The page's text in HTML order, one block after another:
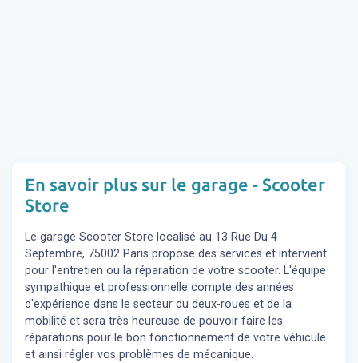
En savoir plus sur le garage - Scooter
Store
Le garage Scooter Store localisé au 13 Rue Du 4
Septembre, 75002 Paris propose des services et intervient
pour l'entretien ou la réparation de votre scooter. L'équipe
sympathique et professionnelle compte des années
d'expérience dans le secteur du deux-roues et de la
mobilité et sera très heureuse de pouvoir faire les
réparations pour le bon fonctionnement de votre véhicule
et ainsi régler vos problèmes de mécanique.